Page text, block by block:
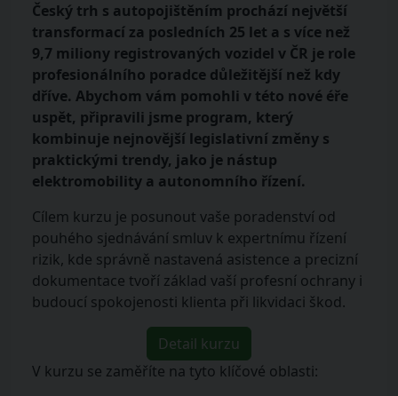
Český trh s autopojištěním prochází největší
transformací za posledních 25 let a s více než
9,7 miliony registrovaných vozidel v ČR je role
profesionálního poradce důležitější než kdy
dříve. Abychom vám pomohli v této nové éře
uspět, připravili jsme program, který
kombinuje nejnovější legislativní změny s
praktickými trendy, jako je nástup
elektromobility a autonomního řízení.
Cílem kurzu je posunout vaše poradenství od
pouhého sjednávání smluv k expertnímu řízení
rizik, kde správně nastavená asistence a precizní
dokumentace tvoří základ vaší profesní ochrany i
budoucí spokojenosti klienta při likvidaci škod.
Detail kurzu
V kurzu se zaměříte na tyto klíčové oblasti: